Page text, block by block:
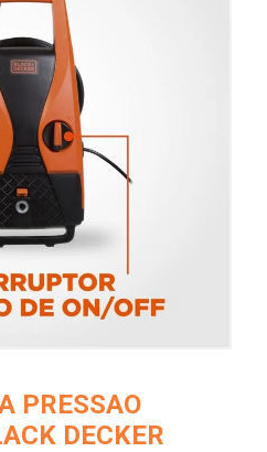
PRESSAO
DECKER